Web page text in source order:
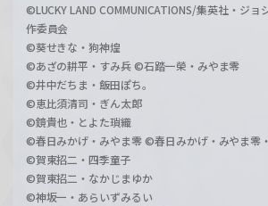
©LUCKY LAND COMMUNICATIONS/集英社・ジョ
作委員会
©葵せきな・狗神煌
©あざの耕平・すみ兵 ©石踏一榮・みやま零
©井中だちま・飯田ぽち。
©恵比須清司・ぎん太郎
©鏡貴也・とよた瑣織
©春日みかげ・みやま零 ©春日みかげ・みやま零
©賀東招二・四季童子
©賀東招二・なかじまゆか
©神坂一・あらいずみるい